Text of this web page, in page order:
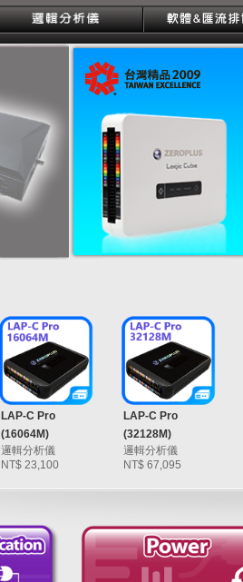
LAP-C Pro
(16064M)
邏輯分析儀
NT$ 23,100
LAP-C Pro
(32128M)
邏輯分析儀
NT$ 67,095